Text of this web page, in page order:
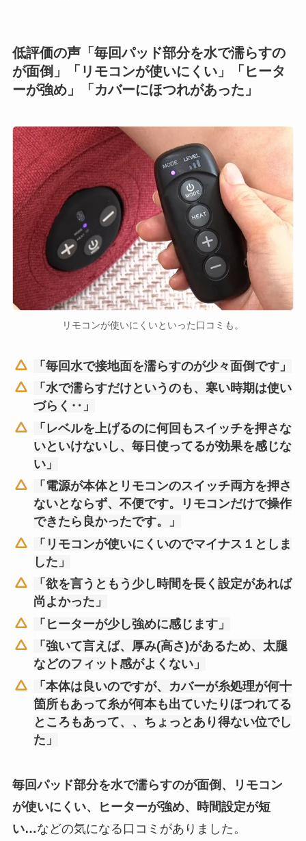
低評価の声「毎回パッド部分を水で濡らすの
が面倒」「リモコンが使いにくい」「ヒータ
ーが強め」「カバーにほつれがあった」
リモコンが使いにくいといった口コミも。
「毎回水で接地面を濡らすのが少々面倒です」
「水で濡らすだけというのも、寒い時期は使い
づらく‥」
「レベルを上げるのに何回もスイッチを押さな
いといけないし、毎日使ってるが効果を感じな
い」
「電源が本体とリモコンのスイッチ両方を押さ
ないとならず、不便です。リモコンだけで操作
できたら良かったです。」
「リモコンが使いにくいのでマイナス１としま
した」
「欲を言うともう少し時間を長く設定があれば
尚よかった」
「ヒーターが少し強めに感じます」
「強いて言えば、厚み(高さ)があるため、太腿
などのフィット感がよくない」
「本体は良いのですが、カバーが糸処理が何十
箇所もあって糸が何本も出ていたりほつれてる
ところもあって、、ちょっとあり得ない位でし
た」
毎回パッド部分を水で濡らすのが面倒、リモコン
が使いにくい、ヒーターが強め、時間設定が短
い…などの気になる口コミがありました。